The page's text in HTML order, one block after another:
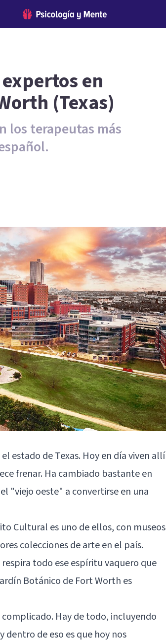
en
(Texas)
los terapeutas más
estado de Texas. Hoy en día viven allí
frenar. Ha cambiado bastante en
"viejo oeste" a convertirse en una
Cultural es uno de ellos, con museos
colecciones de arte en el país.
todo ese espíritu vaquero que
Botánico de Fort Worth es
Hay de todo, incluyendo
de eso es que hoy nos